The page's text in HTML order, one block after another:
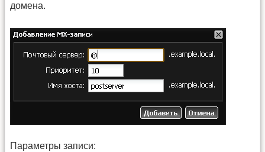
домена.
Параметры записи: